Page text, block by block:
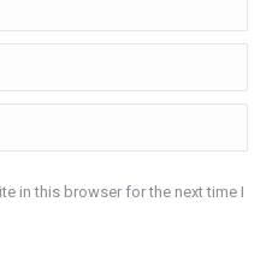
in this browser for the next time I